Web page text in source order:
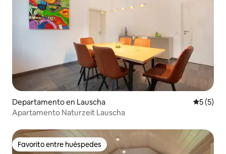
Departamento en Lauscha
5 (5)
Apartamento Naturzeit Lauscha
Favorito entre huéspedes
Favorito entre huéspedes